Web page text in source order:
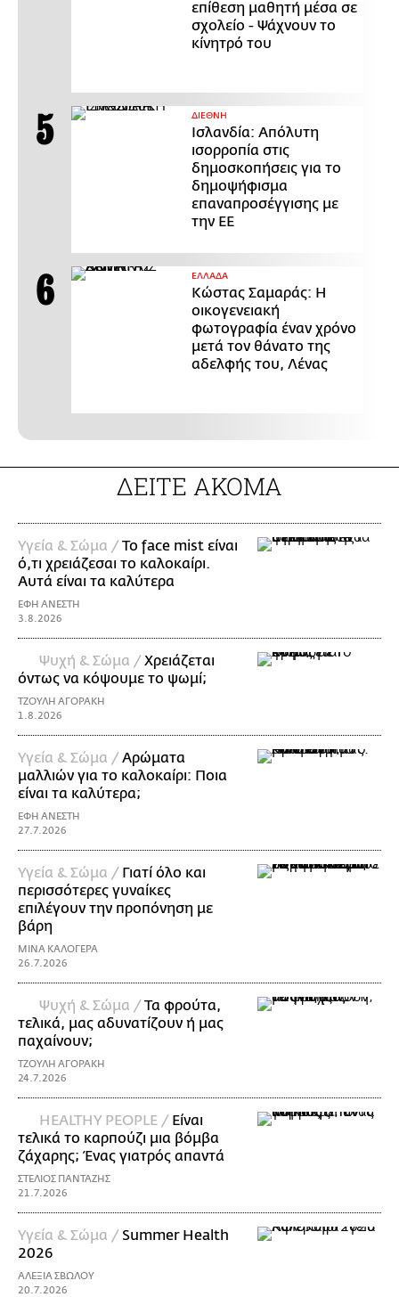
επίθεση μαθητή μέσα σε
σχολείο - Ψάχνουν το
κίνητρό του
ΔΙΕΘΝΗ
Ισλανδία: Απόλυτη
ισορροπία στις
δημοσκοπήσεις για το
δημοψήφισμα
επαναπροσέγγισης με
την ΕΕ
ΕΛΛΑΔΑ
Κώστας Σαμαράς: Η
οικογενειακή
φωτογραφία έναν χρόνο
μετά τον θάνατο της
αδελφής του, Λένας
ΔΕΙΤΕ ΑΚΟΜΑ
Υγεία & Σώμα /Το face mist είναι
ό,τι χρειάζεσαι το καλοκαίρι.
Αυτά είναι τα καλύτερα
ΕΦΗ ΑΝΕΣΤΗ
3.8.2026
Ψυχή & Σώμα /Xρειάζεται
όντως να κόψουμε το ψωμί;
ΤΖΟΥΛΗ ΑΓΟΡΑΚΗ
1.8.2026
Υγεία & Σώμα /Αρώματα
μαλλιών για το καλοκαίρι: Ποια
είναι τα καλύτερα;
ΕΦΗ ΑΝΕΣΤΗ
27.7.2026
Υγεία & Σώμα / Γιατί όλο και
περισσότερες γυναίκες
επιλέγουν την προπόνηση με
βάρη
ΜΙΝΑ ΚΑΛΟΓΕΡΑ
26.7.2026
Ψυχή & Σώμα /Τα φρούτα,
τελικά, μας αδυνατίζουν ή μας
παχαίνουν;
ΤΖΟΥΛΗ ΑΓΟΡΑΚΗ
24.7.2026
ΗΕΑLTHY PEOPLE / Είναι
τελικά το καρπούζι μια βόμβα
ζάχαρης; Ένας γιατρός απαντά
ΣΤΕΛΙΟΣ ΠΑΝΤΑΖΗΣ
21.7.2026
Υγεία & Σώμα / Summer Health
2026
ΑΛΕΞΙΑ ΣΒΩΛΟΥ
20.7.2026